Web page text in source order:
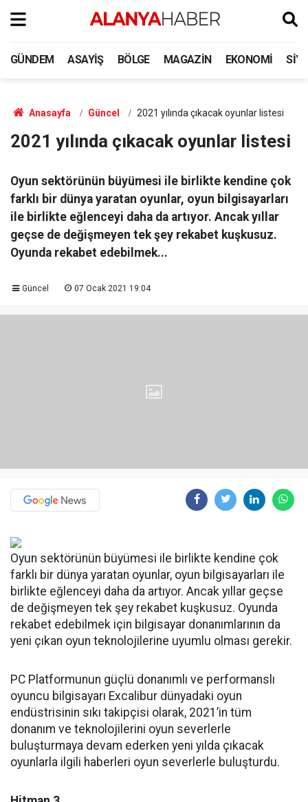
GÜNDEM ASAYIŞ BÖLGE MAGAZIN EKONOMI
Anasayfa Güncel 2021 yılında çıkacak oyunlar listesi
2021 yılında çıkacak oyunlar listesi
Oyun sektörünün büyümesi ile birlikte kendine çok
farklı bir dünya yaratan oyunlar, oyun bilgisayarları
ile birlikte eğlenceyi daha da artıyor. Ancak yıllar
geçse de değişmeyen tek şey rekabet kuşkusuz.
Oyunda rekabet edebilmek...
Güncel 07 Ocak 2021 19:04
Oyun sektörünün büyümesi ile birlikte kendine çok
farklı bir dünya yaratan oyunlar, oyun bilgisayarları ile
birlikte eğlenceyi daha da artıyor. Ancak yıllar geçse
de değişmeyen tek şey rekabet kuşkusuz. Oyunda
rekabet edebilmek için bilgisayar donanımlarının da
yeni çıkan oyun teknolojilerine uyumlu olması gerekir.
PC Platformunun güçlü donanımlı ve performanslı
oyuncu bilgisayarı Excalibur dünyadaki oyun
endüstrisinin sıkı takipçisi olarak, 2021’in tüm
donanım ve teknolojilerini oyun severlerle
buluşturmaya devam ederken yeni yılda çıkacak
oyunlarla ilgili haberleri oyun severlerle buluşturdu.